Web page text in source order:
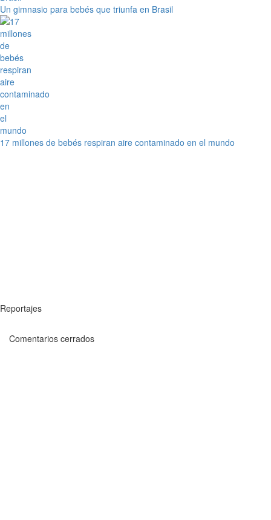
Un gimnasio para bebés que triunfa en Brasil
17 millones de bebés respiran aire contaminado en el mundo
Reportajes
Comentarios cerrados